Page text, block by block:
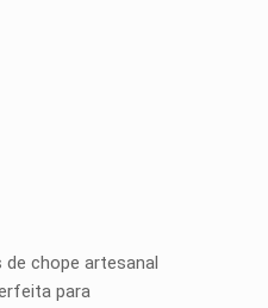
chope artesanal
para